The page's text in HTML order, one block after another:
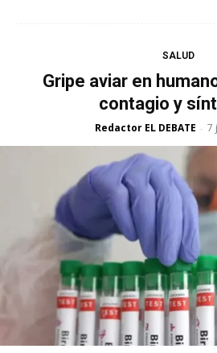
SALUD
Gripe aviar en
contagio y
Redactor EL DEBATE - 7